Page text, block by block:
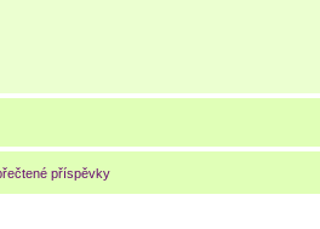
příspěvky